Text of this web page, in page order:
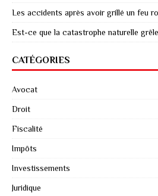
Les accidents après avoir grillé un feu
Est-ce que la catastrophe naturelle
CATÉGORIES
Avocat
Droit
Fiscalité
Impôts
Investissements
Juridique